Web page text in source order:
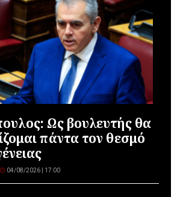
Ως βουλευτής θα
πάντα τον θεσμό
04/08/2026 | 17:00